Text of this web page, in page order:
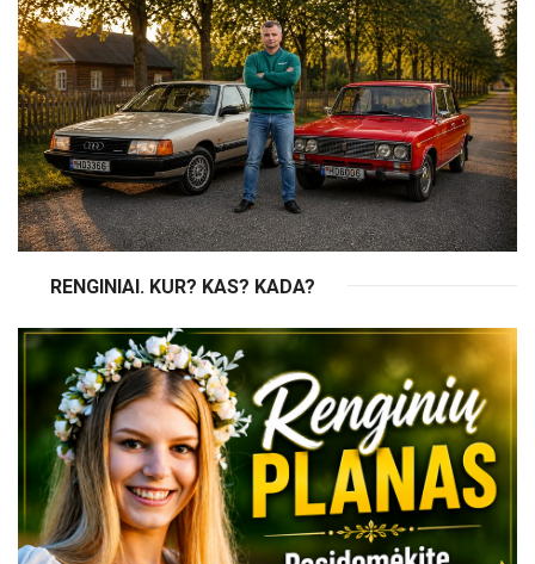
RENGINIAI. KUR? KAS? KADA?